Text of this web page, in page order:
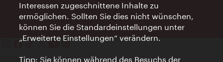
Kontakt
Interessen zugeschnittene Inhalte zu
ermöglichen. Sollten Sie dies nicht wünschen,
können Sie die Standardeinstellungen unter
„Erweiterte Einstellungen“ verändern.
Tipp: Sie können während des Besuchs der